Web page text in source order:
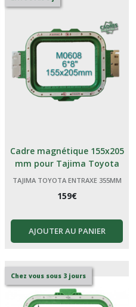
Cadre magnétique 155x205
mm pour Tajima Toyota
TAJIMA TOYOTA ENTRAXE 355MM
159€
AJOUTER AU PANIER
Chez vous sous 3 jours